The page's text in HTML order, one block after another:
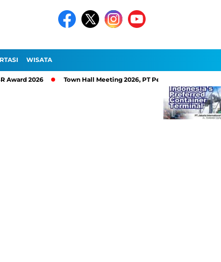
WISATA
Town Hall Meeting 2026, PT Pelindo Sinergi Lokaseva